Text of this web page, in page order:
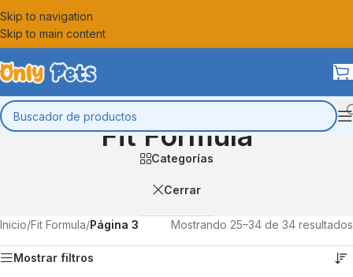
Skip to navigation
Skip to main content
Fit Formula
Categorías
Cerrar
Inicio/Fit Formula/Página 3 Mostrando 25–34 de 34 resultados
Mostrar filtros